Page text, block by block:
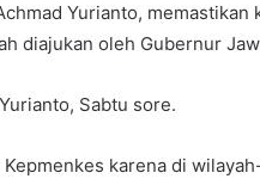
Yurianto, memastikan
diajukan oleh Gubernur
Sabtu sore.
karena di